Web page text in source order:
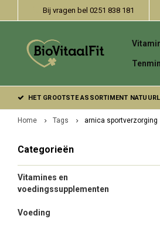
Bij vragen bel 0251 838 181
HET GROOTSTE ASSORTIMENT
Home Tags arnica sportverzorging
Categorieën
Vitamines en
voedingssupplementen
Voeding